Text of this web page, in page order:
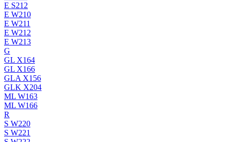
E S212
E W210
E W211
E W212
E W213
G
GL X164
GL X166
GLA X156
GLK X204
ML W163
ML W166
R
S W220
S W221